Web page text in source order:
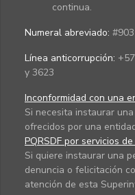
continua.
Numeral abreviado:
Línea anticorrupción:
y 3623
Inconformidad con una
Si necesita instaurar
ofrecidos por una
PQRSDF por servicios
Si quiere instaurar una
denuncia o felicitación
atención de esta